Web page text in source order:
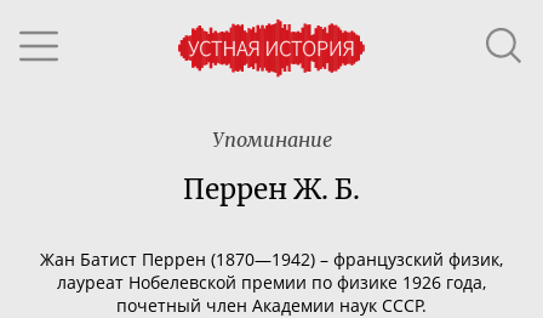
Упоминание
Перрен Ж. Б.
Жан Батист Перрен (1870—1942) – французский физик,
лауреат Нобелевской премии по физике 1926 года,
почетный член Академии наук СССР.